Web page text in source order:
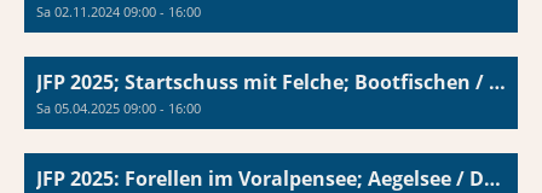
Sa 02.11.2024 09:00 - 16:00
JFP 2025; Startschuss mit Felche; Bootfischen / Bielersee
Sa 05.04.2025 09:00 - 16:00
JFP 2025: Forellen im Voralpensee; Aegelsee / Diemtigen